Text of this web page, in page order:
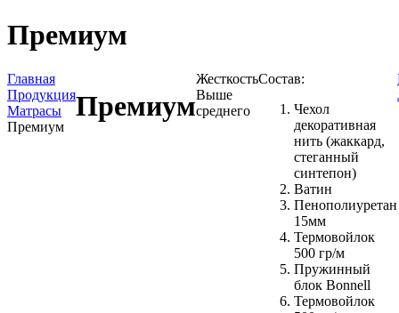
Премиум
Главная
Продукция
Матрасы
Премиум
Премиум
Жесткость
Выше
среднего
Состав:
Чехол
декоративная
нить (жаккард,
стеганный
синтепон)
Ватин
Пенополиуретан
15мм
Термовойлок
500 гр/м
Пружинный
блок Bonnell
Термовойлок